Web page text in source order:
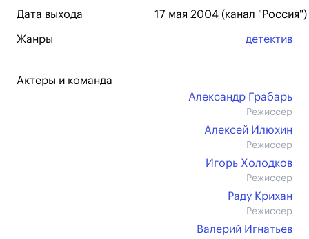
Дата выхода 17 мая 2004 (канал "Россия")
Жанры детектив
Актеры и команда
Александр Грабарь
Режиссер
Алексей Илюхин
Режиссер
Игорь Холодков
Режиссер
Раду Крихан
Режиссер
Валерий Игнатьев